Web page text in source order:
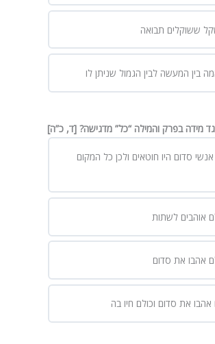
ששוקלים תבואה
בין המעשה לבין הגמול שניתן לו
מידה בפרק והמילה “כל” מדגישה? [ד, כ”ה]
סדום היו חוטאים ולכן כל המקום
אוהבים לשתות
אהבו את סדום
אהבו את סדום וכולם חיו בה